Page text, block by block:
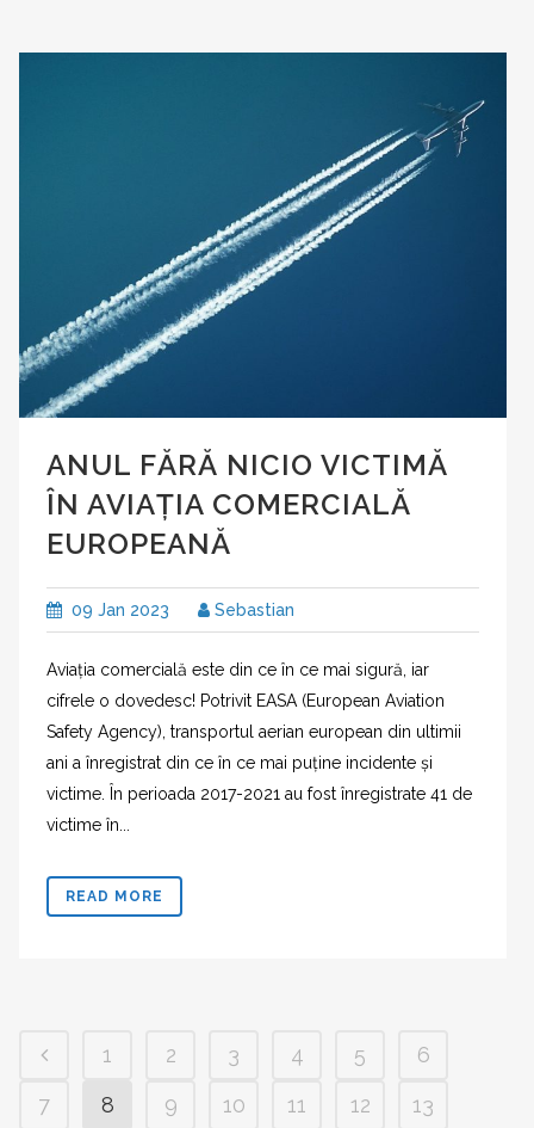
ANUL FĂRĂ NICIO VICTIMĂ
ÎN AVIAȚIA COMERCIALĂ
EUROPEANĂ
09 Jan 2023 Sebastian
Aviația comercială este din ce în ce mai sigură, iar
cifrele o dovedesc! Potrivit EASA (European Aviation
Safety Agency), transportul aerian european din ultimii
ani a înregistrat din ce în ce mai puține incidente și
victime. În perioada 2017-2021 au fost înregistrate 41 de
victime în...
READ MORE
1 2 3 4 5
6
7
8 9 10 11 12
13